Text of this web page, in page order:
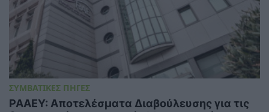
ΣΥΜΒΑΤΙΚΕΣ ΠΗΓΕΣ
ΡΑΑΕΥ: Αποτελέσματα Διαβούλευσης για τις